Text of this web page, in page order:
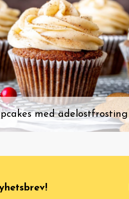
med ädelostfrosting